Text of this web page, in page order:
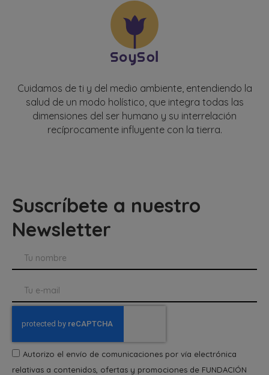
Cuidamos de ti y del medio ambiente, entendiendo la
salud de un modo holístico, que integra todas las
dimensiones del ser humano y su interrelación
recíprocamente influyente con la tierra.
Suscríbete a nuestro
Newsletter
Autorizo el envío de comunicaciones por vía electrónica
relativas a contenidos, ofertas y promociones de FUNDACIÓN